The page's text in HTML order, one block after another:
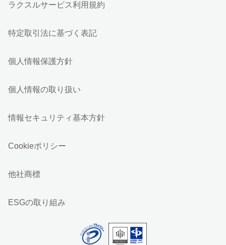
ラクスルサービス利用規約
特定取引法に基づく表記
個人情報保護方針
個人情報の取り扱い
情報セキュリティ基本方針
Cookieポリシー
他社商標
ESGの取り組み